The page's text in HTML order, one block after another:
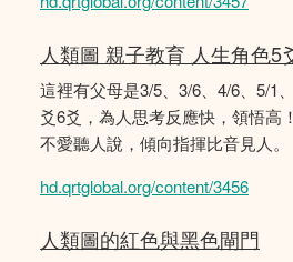
人類圖 親子教育 人生角色5
這裡有父母是3/5、3/6、4/6、5/1
爻6爻，為人思考反應快，領悟高
不愛聽人說，傾向指揮比音見人。
hd.qrtglobal.org/content/3456
人類圖的紅色與黑色閘門